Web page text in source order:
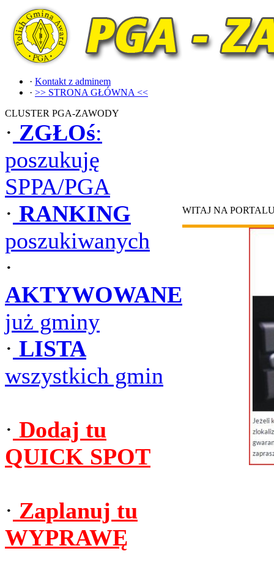
· Kontakt z adminem
· >> STRONA GŁÓWNA <<
CLUSTER PGA-ZAWODY
· ZGŁOś:
poszukuję
SPPA/PGA
· RANKING
poszukiwanych
·
AKTYWOWANE
już gminy
· LISTA
wszystkich gmin
· Dodaj tu
QUICK SPOT
· Zaplanuj tu
WYPRAWĘ
WITAJ NA